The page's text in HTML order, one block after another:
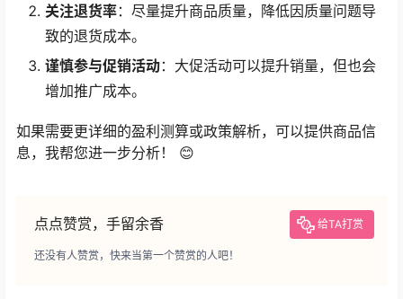
关注退货率：尽量提升商品质量，降低因质量问题导
致的退货成本。
谨慎参与促销活动：大促活动可以提升销量，但也会
增加推广成本。
如果需要更详细的盈利测算或政策解析，可以提供商品信
息，我帮您进一步分析！ 😊
点点赞赏，手留余香 给TA打赏
还没有人赞赏，快来当第一个赞赏的人吧！